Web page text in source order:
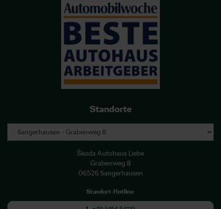
Standorte
Škoda Autohaus Liebe
Grabenweg 8
06526 Sangerhausen
Standort-Hotline: